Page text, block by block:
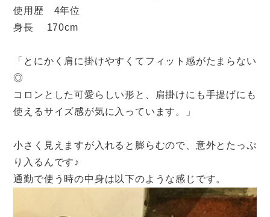
使用歴 4年位
身長 170cm
「とにかく肩に掛けやすくてフィット感がたまらない
◎
コロンとした可愛らしい形と、肩掛けにも手提げにも
使えるサイズ感が気に入っています。」
小さく見えますが入れると膨らむので、意外とたっぷ
り入るんです♪
通勤で使う時の中身は以下のような感じです。